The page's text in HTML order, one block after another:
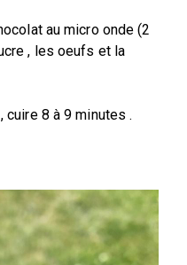
au micro onde (2
, les oeufs et la
cuire 8 à 9 minutes .